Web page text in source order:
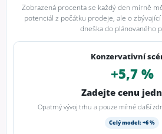
Zobrazená procenta se každý den mírně
potenciál z počátku prodeje, ale o
dneška do plánovaného
Konzervativní
+5,7 %
Zadejte cenu
Opatrný vývoj trhu a pouze mírné další
Celý model: +6 %